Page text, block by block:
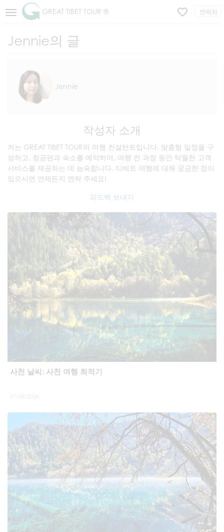
GREAT TIBET TOUR ® 연락처
Jennie의 글
Jennie
작성자 소개
저는 GREAT TIBET TOUR의 여행 컨설턴트입니다. 맞춤형 일정을 구
성하고, 항공편과 숙소를 예약하며, 여행 전 과정 동안 탁월한 고객
서비스를 제공하는 데 능숙합니다. 티베트 여행에 대해 궁금한 점이
있으시면 언제든지 연락 주세요!
피드백 보내기
사천 날씨: 사천 여행 최적기